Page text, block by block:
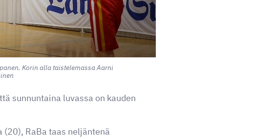
Korin alla taistelemassa Aarni
sunnuntaina luvassa on kauden
(20), RaBa taas neljäntenä